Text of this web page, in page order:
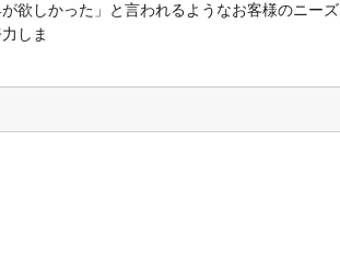
欲しかった」と言われるようなお客様のニーズ
しま